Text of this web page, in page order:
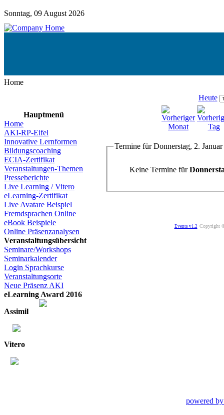
Sonntag, 09 August 2026
Home
Hauptmenü
Home
AKI-RP-Eifel
Innovative Lernformen
Bildungscoaching
ECIA-Zertifikat
Veranstaltungen-Themen
Presseberichte
Live Learning / Vitero
eLearning-Zertifikat
Live Avatare Beispiel
Fremdsprachen Online
eBook Beispiele
Online Präsenzanalysen
Veranstaltungsübersicht
Seminare/Workshops
Seminarkalender
Login Sprachkurse
Veranstaltungsorte
Neue Präsenz AKI
eLearning Award 2016
Assimil
Vitero
Heute
Termine für Donnerstag, 2.
Keine Termine für
Events v1.2 Copyright
powered